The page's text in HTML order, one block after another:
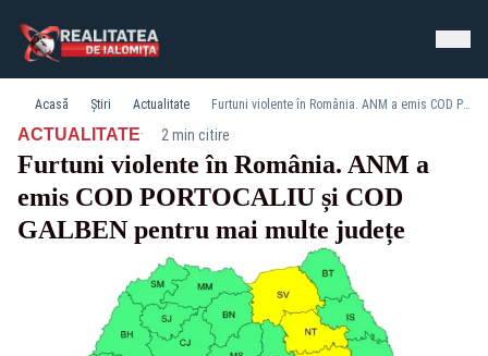
Acasă Știri Actualitate Furtuni violente în România. ANM a emis COD PORTOCALIU și COD GALBEN pentru mai multe județe
ACTUALITATE· 2 min citire
Furtuni violente în România. ANM a
emis COD PORTOCALIU și COD
GALBEN pentru mai multe județe